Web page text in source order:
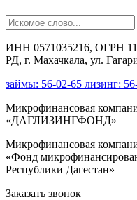
ИНН 0571035216, ОГРН
РД, г. Махачкала, ул.
займы: 56-02-65 лизинг:
Микрофинансовая
«ДАГЛИЗИНГФОНД»
Микрофинансовая
«Фонд
Республики Дагестан»
Заказать звонок